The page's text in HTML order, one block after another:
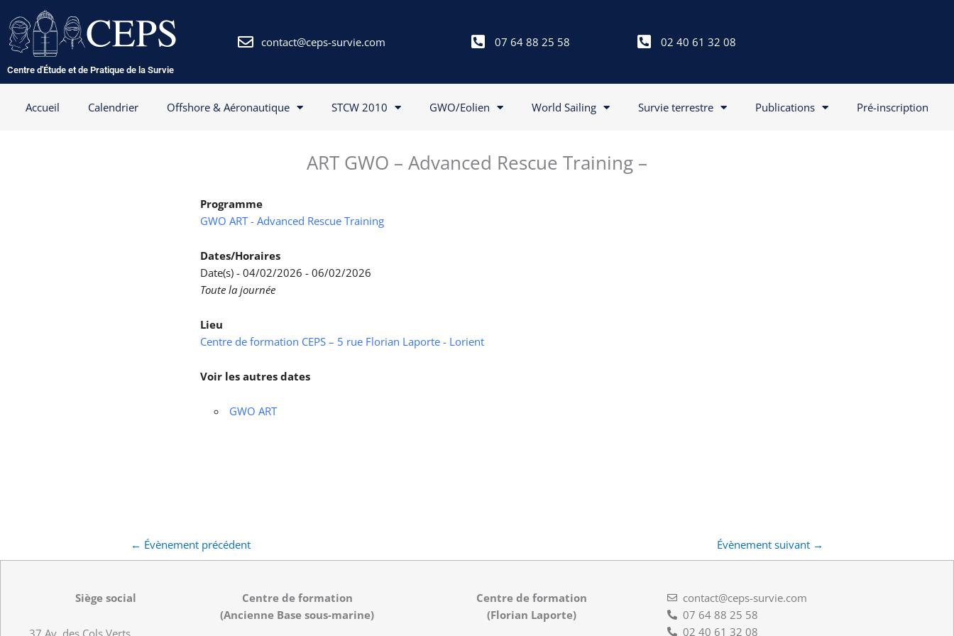
au
contenu
Centre d'Étude et de Pratique de la Survie
contact@ceps-survie.com 07 64 88 25 58 02 40 61 32 08
Accueil Calendrier Offshore & Aéronautique STCW 2010 GWO/Eolien World Sailing Survie terrestre Publications Pré-inscription
ART GWO – Advanced Rescue Training –
Programme
GWO ART - Advanced Rescue Training
Dates/Horaires
Date(s) - 04/02/2026 - 06/02/2026
Toute la journée
Lieu
Centre de formation CEPS – 5 rue Florian Laporte - Lorient
Voir les autres dates
GWO ART
← Évènement précédent Évènement suivant →
Siège social
Centre de formation
(Ancienne Base sous-marine)
Centre de formation
(Florian Laporte)
contact@ceps-survie.com
07 64 88 25 58
02 40 61 32 08